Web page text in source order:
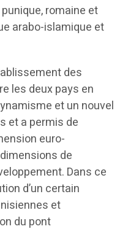
romaine et
arabo-islamique et
des
les deux pays en
et un nouvel
et a permis de
euro-
de
Dans ce
d’un certain
et
du pont